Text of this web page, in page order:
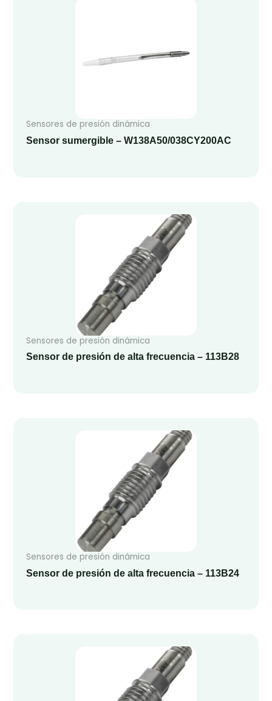
Sensores de presión dinámica
Sensor sumergible – W138A50/038CY200AC
Sensores de presión dinámica
Sensor de presión de alta frecuencia – 113B28
Sensores de presión dinámica
Sensor de presión de alta frecuencia – 113B24